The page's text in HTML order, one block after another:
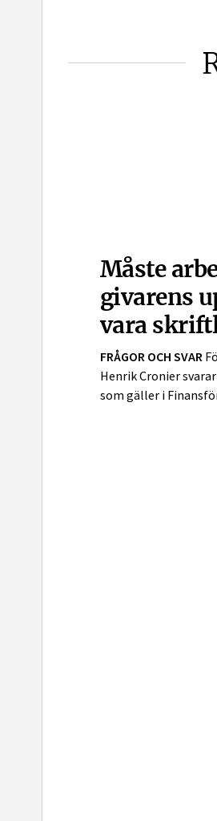
Måste
givarens
vara
FRÅGOR OCH SVAR
Henrik Cronier
som gäller i